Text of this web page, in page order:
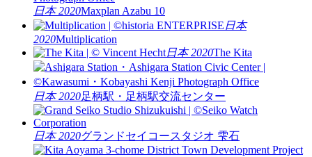
日本 2020Maxplan Azabu 10
日本
2020Multiplication
日本 2020The Kita
日本 2020足柄駅・足柄駅交流センター
日本 2020グランドセイコースタジオ 雫石